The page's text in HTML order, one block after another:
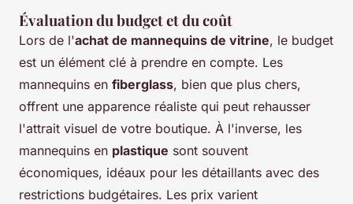
Évaluation du budget et du coût
Lors de l'achat de mannequins de vitrine, le budget
est un élément clé à prendre en compte. Les
mannequins en fiberglass, bien que plus chers,
offrent une apparence réaliste qui peut rehausser
l'attrait visuel de votre boutique. À l'inverse, les
mannequins en plastique sont souvent
économiques, idéaux pour les détaillants avec des
restrictions budgétaires. Les prix varient